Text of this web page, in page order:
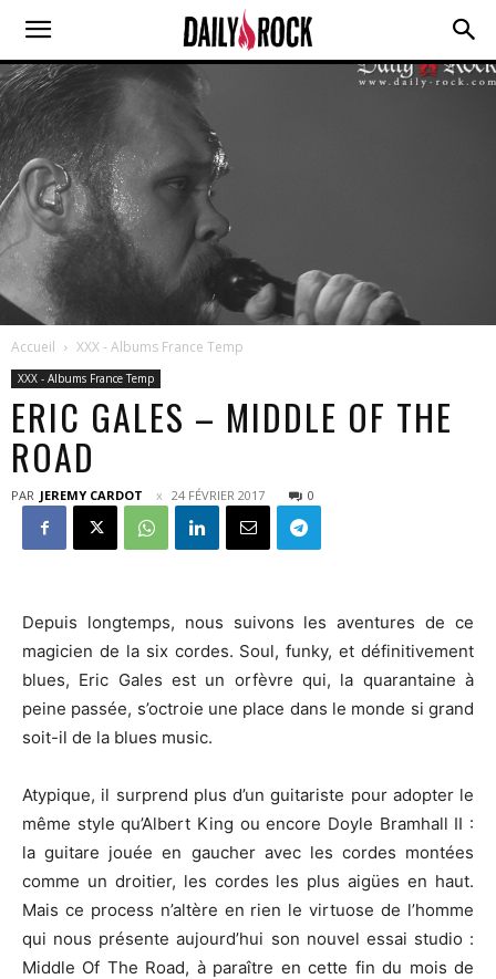
Accueil XXX - Albums France Temp
XXX - Albums France Temp
ERIC GALES – MIDDLE OF THE
ROAD
PAR JEREMY CARDOT 24 FÉVRIER 2017 0
Depuis longtemps, nous suivons les aventures de ce
magicien de la six cordes. Soul, funky, et définitivement
blues, Eric Gales est un orfèvre qui, la quarantaine à
peine passée, s’octroie une place dans le monde si grand
soit-il de la blues music.
Atypique, il surprend plus d’un guitariste pour adopter le
même style qu’Albert King ou encore Doyle Bramhall II :
la guitare jouée en gaucher avec les cordes montées
comme un droitier, les cordes les plus aigües en haut.
Mais ce process n’altère en rien le virtuose de l’homme
qui nous présente aujourd’hui son nouvel essai studio :
Middle Of The Road, à paraître en cette fin du mois de